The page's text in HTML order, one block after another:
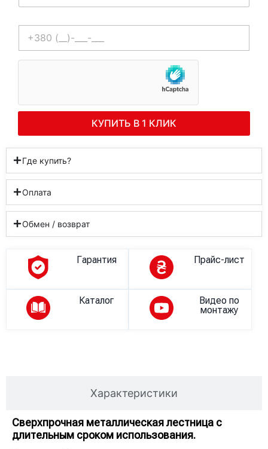
Телефон*
КУПИТЬ В 1 КЛИК
Где купить?
Оплата
Обмен / возврат
Гарантия Прайс-лист
Каталог
Видео по
монтажу
Характеристики
Сверхпрочная металлическая лестница с
длительным сроком использования.